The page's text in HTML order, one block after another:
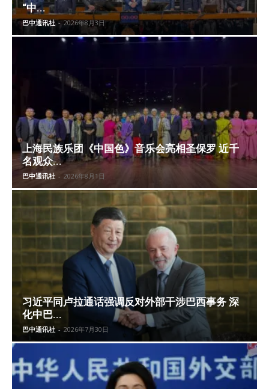
“中...
巴中通讯社 - 2026年8月3日
上海民族乐团《中国色》音乐会亮相圣保罗 近千
名观众...
巴中通讯社 - 2026年8月1日
习近平同卢拉通话强调反对外部干涉巴西事务 深
化中巴...
巴中通讯社 - 2026年7月30日